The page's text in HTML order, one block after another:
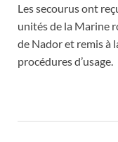
Les secourus ont
unités de la Marine
de Nador et remis à
procédures d’usage.